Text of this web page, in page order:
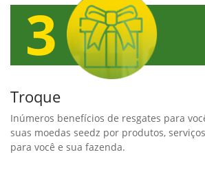
Troque
Inúmeros benefícios de resgates para
suas moedas seedz por produtos,
para você e sua fazenda.